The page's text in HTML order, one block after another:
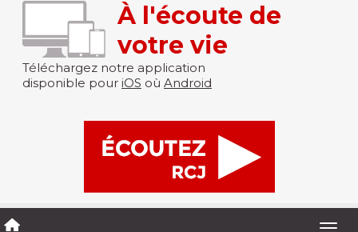
À l'écoute de
votre vie
Téléchargez notre application
disponible pour iOS où Android